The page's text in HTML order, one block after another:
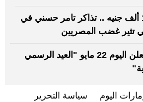
وصلت إلى 150 ألف جنيه .. تذاكر تامر حسني في
تثير غضب المصريين
محمد رمضان يعلن اليوم 22 مايو "العيد الرسمي
اليوم سياسة التحرير